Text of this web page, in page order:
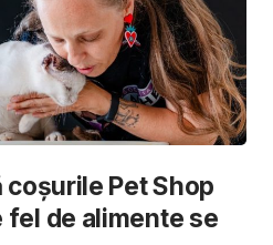
Pet Shop
fel de alimente se